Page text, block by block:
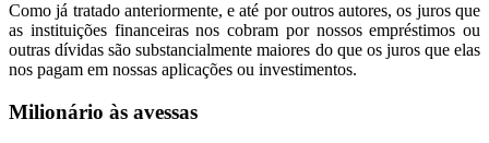
Como já tratado anteriormente, e até por outros autores, os juros que
as instituições financeiras nos cobram por nossos empréstimos ou
outras dívidas são substancialmente maiores do que os juros que elas
nos pagam em nossas aplicações ou investimentos.
Milionário às avessas